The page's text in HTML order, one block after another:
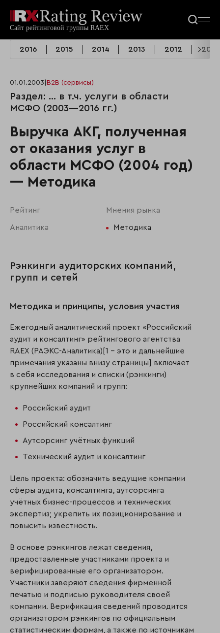
2016 2015 2014 2013 2012 2011
01.01.2003 B2B (сервисы)
Раздел: ... в т.ч. услуги в области
МСФО (2003—2016 гг.)
Выручка АКГ, полученная
от оказания услуг в
области МСФО (2004 год)
— Методика
Рейтинг Мнения рынка
Аналитика Методика
Рэнкинги аудиторских компаний,
групп и сетей
Методика и принципы, условия участия
Ежегодный аналитический проект «Российский
аудит и консалтинг» рейтингового агентства
RAEX (РАЭКС-Аналитика)[1 - это и дальнейшие
примечания указаны внизу страницы] включает
в себя исследования и списки (рэнкинги)
крупнейших компаний и групп:
Российский аудит
Российский консалтинг
Аутсорсинг учётных функций
Технический аудит и консалтинг
Цель проекта: обозначить ведущие компании
сферы аудита, консалтинга, аутсорсинга
учётных бизнес-процессов и технических
экспертиз; укрепить их позиционирование и
повысить известность.
В основе рэнкингов лежат сведения,
предоставленные участниками проекта и
верифицированные его организатором.
Участники заверяют сведения фирменной
печатью и подписью руководителя своей
компании. Верификация сведений проводится
организатором рэнкингов по официальным
статистическим формам, а также по источникам